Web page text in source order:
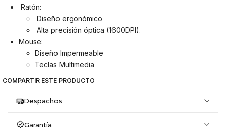
Ratón:
Diseño ergonómico
Alta precisión óptica (1600DPI).
Mouse:
Diseño Impermeable
Teclas Multimedia
COMPARTIR ESTE PRODUCTO
Despachos
Garantía